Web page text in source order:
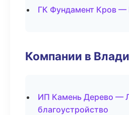
ГК Фундамент Кров —
Компании в
ИП Камень Дерево —
благоустройство